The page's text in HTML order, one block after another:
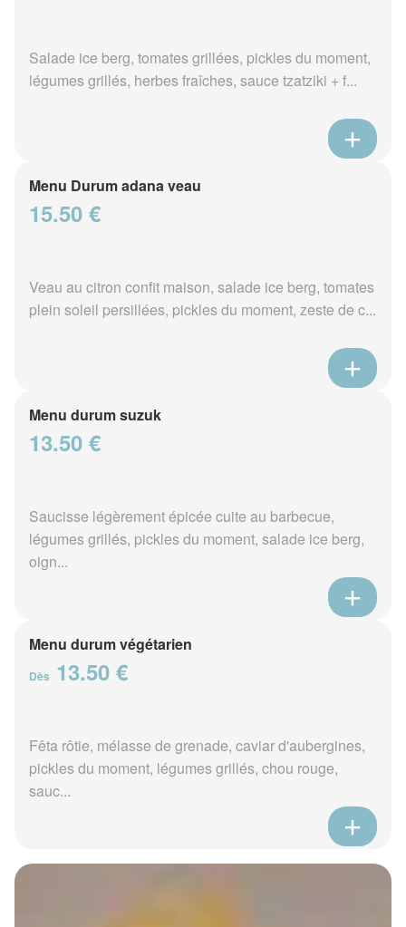
Salade ice berg, tomates grillées, pickles du moment,
légumes grillés, herbes fraîches, sauce tzatziki + f...
Menu Durum adana veau
15.50 €
Veau au citron confit maison, salade ice berg, tomates
plein soleil persillées, pickles du moment, zeste de c...
Menu durum suzuk
13.50 €
Saucisse légèrement épicée cuite au barbecue,
légumes grillés, pickles du moment, salade ice berg,
oign...
Menu durum végétarien
Dès 13.50 €
Fêta rôtie, mélasse de grenade, caviar d'aubergines,
pickles du moment, légumes grillés, chou rouge,
sauc...